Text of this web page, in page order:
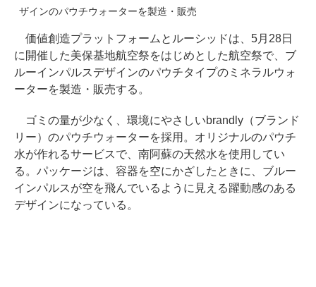
ザインのパウチウォーターを製造・販売
価値創造プラットフォームとルーシッドは、5月28日
に開催した美保基地航空祭をはじめとした航空祭で、ブ
ルーインパルスデザインのパウチタイプのミネラルウォ
ーターを製造・販売する。
ゴミの量が少なく、環境にやさしいbrandly（ブランド
リー）のパウチウォーターを採用。オリジナルのパウチ
水が作れるサービスで、南阿蘇の天然水を使用してい
る。パッケージは、容器を空にかざしたときに、ブルー
インパルスが空を飛んでいるように見える躍動感のある
デザインになっている。